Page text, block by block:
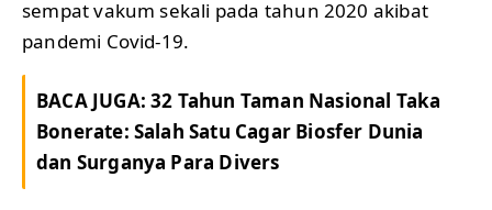
sempat vakum sekali pada tahun 2020 akibat
pandemi Covid-19.
BACA JUGA:32 Tahun Taman Nasional Taka
Bonerate: Salah Satu Cagar Biosfer Dunia
dan Surganya Para Divers